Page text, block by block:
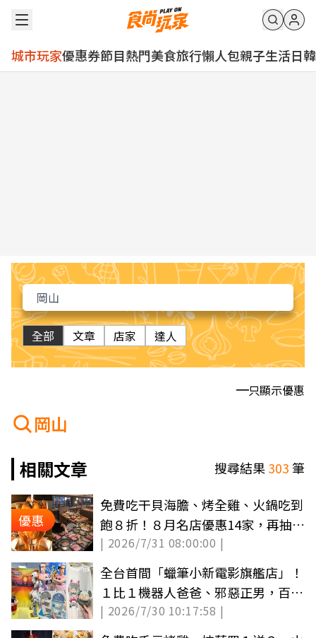
城市玩家優惠券節目熱門美食旅行懶人包親子生活日韓
全部 文章 店家 達人
只顯示優惠
岡山
相關文章
搜尋結果303筆
優惠
免費吃干貝海膽、烤全雞、火鍋吃到
飽８折！８月名店優惠14家，再抽古
堡旅宿
| 2026/7/31 08:00:00 |
全台首間「蠟筆小新電影旗艦店」！
１比１機器人爸爸、邪惡正男，百款
周邊買翻
| 2026/7/30 10:17:58 |